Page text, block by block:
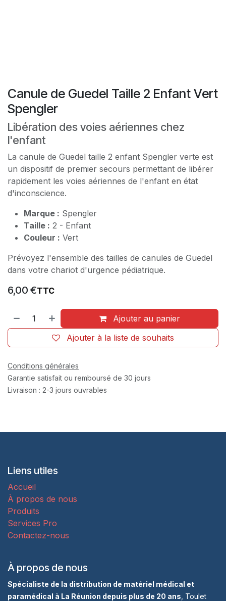
Canule de Guedel Taille 2 Enfant Vert
Spengler
Libération des voies aériennes chez
l'enfant
La canule de Guedel taille 2 enfant Spengler verte est
un dispositif de premier secours permettant de libérer
rapidement les voies aériennes de l'enfant en état
d'inconscience.
Marque : Spengler
Taille : 2 - Enfant
Couleur : Vert
Prévoyez l'ensemble des tailles de canules de Guedel
dans votre chariot d'urgence pédiatrique.
6,00 €TTC
Ajouter au panier
Ajouter à la liste de souhaits
Conditions générales
Garantie satisfait ou remboursé de 30 jours
Livraison : 2-3 jours ouvrables
Liens utiles
Accueil
À propos de nous
Produits
Services Pro
Contactez-nous
À propos de nous
Spécialiste de la distribution de matériel médical et
paramédical à La Réunion depuis plus de 20 ans , Toulet